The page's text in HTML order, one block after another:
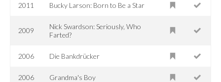
2011 Bucky Larson: Born to Be a Star
2009
Nick Swardson: Seriously, Who
Farted?
2006 Die Bankdrücker
2006 Grandma's Boy